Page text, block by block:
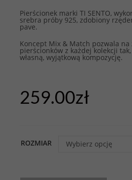
Pierścionek marki TI SENTO,
srebra próby 925, zdobiony
pave.
Koncept Mix & Match pozwala
pierścionków z każdej kolekcji
własną, wyjątkową kompozycję.
259.00zł
ROZMIAR Wybierz opcję